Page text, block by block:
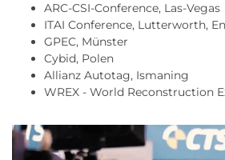
ARC-CSI-Conference, Las-Vegas
ITAI Conference, Lutterworth,
GPEC, Münster
Cybid, Polen
Allianz Autotag, Ismaning
WREX - World Reconstruction